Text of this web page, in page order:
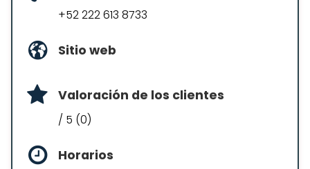
+52 222 613 8733
Sitio web
Valoración de los clientes
/ 5 (0)
Horarios